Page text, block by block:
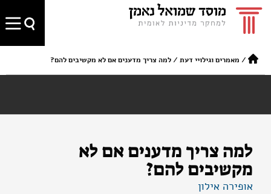
/ מאמרים וגילויי דעת /למה צריך מדענים אם לא מקשיבים להם?
למה צריך מדענים אם לא
מקשיבים להם?
אופירה אילון